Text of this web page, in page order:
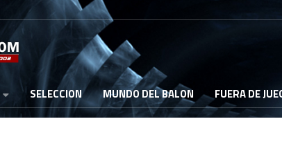
SELECCION MUNDO DEL BALON FUERA DE